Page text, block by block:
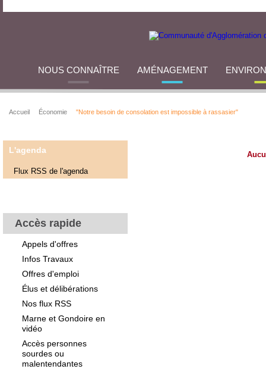
NOUS CONNAÎTRE AMÉNAGEMENT
Accueil Économie "Notre besoin de consolation est impossible à rassasier"
L'agenda
Flux RSS de l'agenda
Accès rapide
Appels d'offres
Infos Travaux
Offres d'emploi
Élus et délibérations
Nos flux RSS
Marne et Gondoire en
vidéo
Accès personnes
sourdes ou
malentendantes